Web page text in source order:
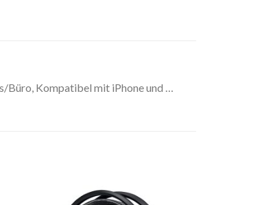
Büro, Kompatibel mit iPhone und …